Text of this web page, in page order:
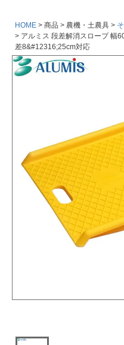
HOME 商品 農機・土農具
アルミス 段差解消スロープ 幅
差8&#12316;25cm対応